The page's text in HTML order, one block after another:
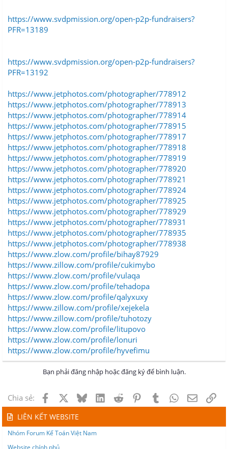
https://www.svdpmission.org/open-p2p-fundraisers?
PFR=13189
https://www.svdpmission.org/open-p2p-fundraisers?
PFR=13192
https://www.jetphotos.com/photographer/778912
https://www.jetphotos.com/photographer/778913
https://www.jetphotos.com/photographer/778914
https://www.jetphotos.com/photographer/778915
https://www.jetphotos.com/photographer/778917
https://www.jetphotos.com/photographer/778918
https://www.jetphotos.com/photographer/778919
https://www.jetphotos.com/photographer/778920
https://www.jetphotos.com/photographer/778921
https://www.jetphotos.com/photographer/778924
https://www.jetphotos.com/photographer/778925
https://www.jetphotos.com/photographer/778929
https://www.jetphotos.com/photographer/778931
https://www.jetphotos.com/photographer/778935
https://www.jetphotos.com/photographer/778938
https://www.zlow.com/profile/bihay87929
https://www.zillow.com/profile/cukimybo
https://www.zlow.com/profile/vulaqa
https://www.zlow.com/profile/tehadopa
https://www.zlow.com/profile/qalyxuxy
https://www.zillow.com/profile/xejekela
https://www.zillow.com/profile/tuhotozy
https://www.zlow.com/profile/litupovo
https://www.zlow.com/profile/lonuri
https://www.zlow.com/profile/hyvefimu
Bạn phải đăng nhập hoặc đăng ký để bình luận.
Chia sẻ: Facebook BlueskyLinkedInReddit PinterestTumblrWhatsApp
Email
LIÊN KẾT WEBSITE
Nhóm Forum Kế Toán Việt Nam